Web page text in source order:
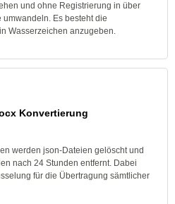
und ohne Registrierung in über
Es besteht die
Wasserzeichen anzugeben.
Konvertierung
werden json-Dateien gelöscht und
nach 24 Stunden entfernt. Dabei
für die Übertragung sämtlicher